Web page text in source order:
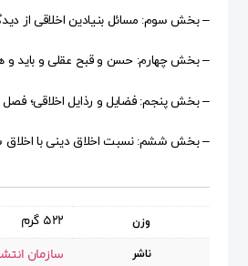
– بخش سوم: مسائل بنیادین اخلاقی از
– بخش چهارم: حسن و قبح عقلی و باید
– بخش پنجم: فضایل و رذایل اخلاقی؛
– بخش ششم: نسبت اخلاق دینی با اخلاق
وزن 522 گرم
ناشر سازمان